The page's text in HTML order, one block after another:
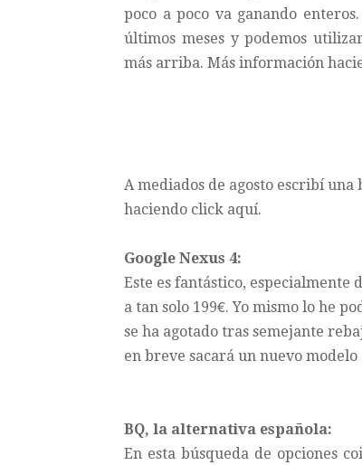
poco a poco va ganando
últimos meses y podemos
más arriba. Más información
A mediados de agosto escribí
haciendo click aquí.
Google Nexus 4:
Este es fantástico, especialmente
a tan solo 199€. Yo mismo lo he
se ha agotado tras semejante
en breve sacará un nuevo modelo
BQ, la alternativa española:
En esta búsqueda de opciones